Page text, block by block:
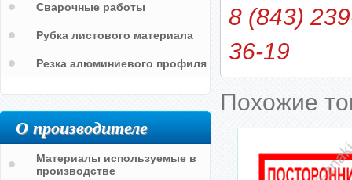
8 (843)
36-19
Похожие
Сварочные работы
Рубка листового материала
Резка алюминиевого профиля
О производителе
Материалы используемые в
производстве